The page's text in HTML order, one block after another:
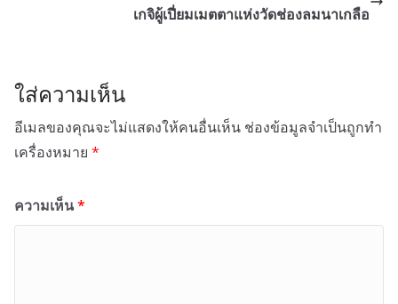
เกจิผู้เปี่ยมเมตตาแห่งวัดช่องลมนาเกลือ
ใส่ความเห็น
อีเมลของคุณจะไม่แสดงให้คนอื่นเห็น ช่องข้อมูลจำเป็นถูกทำ
เครื่องหมาย *
ความเห็น*